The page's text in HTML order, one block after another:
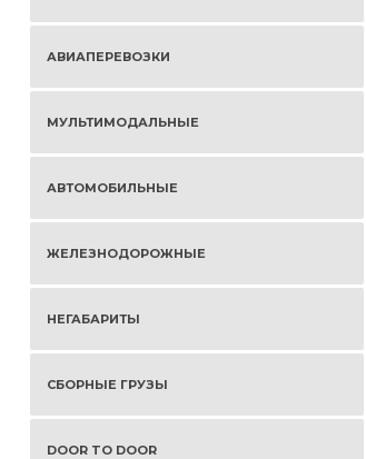
АВИАПЕРЕВОЗКИ
МУЛЬТИМОДАЛЬНЫЕ
АВТОМОБИЛЬНЫЕ
ЖЕЛЕЗНОДОРОЖНЫЕ
НЕГАБАРИТЫ
СБОРНЫЕ ГРУЗЫ
DOOR TO DOOR